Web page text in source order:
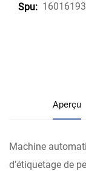
Spu:
Aperçu
Machine
d’étiquetage de